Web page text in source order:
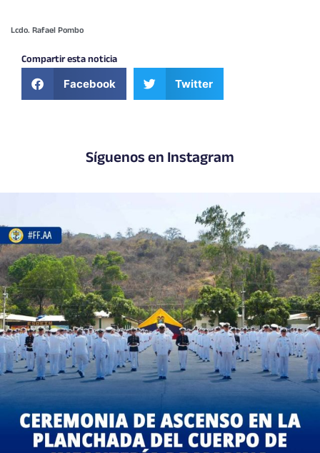
Lcdo. Rafael Pombo
Compartir esta noticia
Facebook Twitter
Síguenos en Instagram